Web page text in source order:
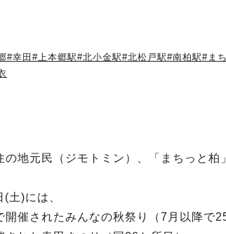
#幸田 #上本郷駅#北小金駅#北松戸駅#南柏駅#ま
の地元民（ジモトミン）、「まちっと
土)には、
開催されたみんなの秋祭り（7月以降で